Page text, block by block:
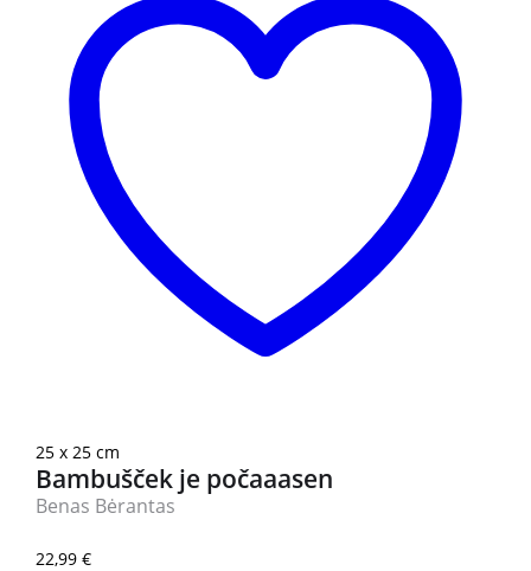
25 x 25 cm
Bambušček je počaaasen
Benas Bėrantas
22,99 €